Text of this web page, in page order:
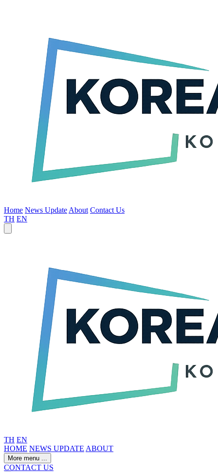
Home News Update About Contact Us
TH EN
TH EN
HOME NEWS UPDATE ABOUT
More menu ...
CONTACT US